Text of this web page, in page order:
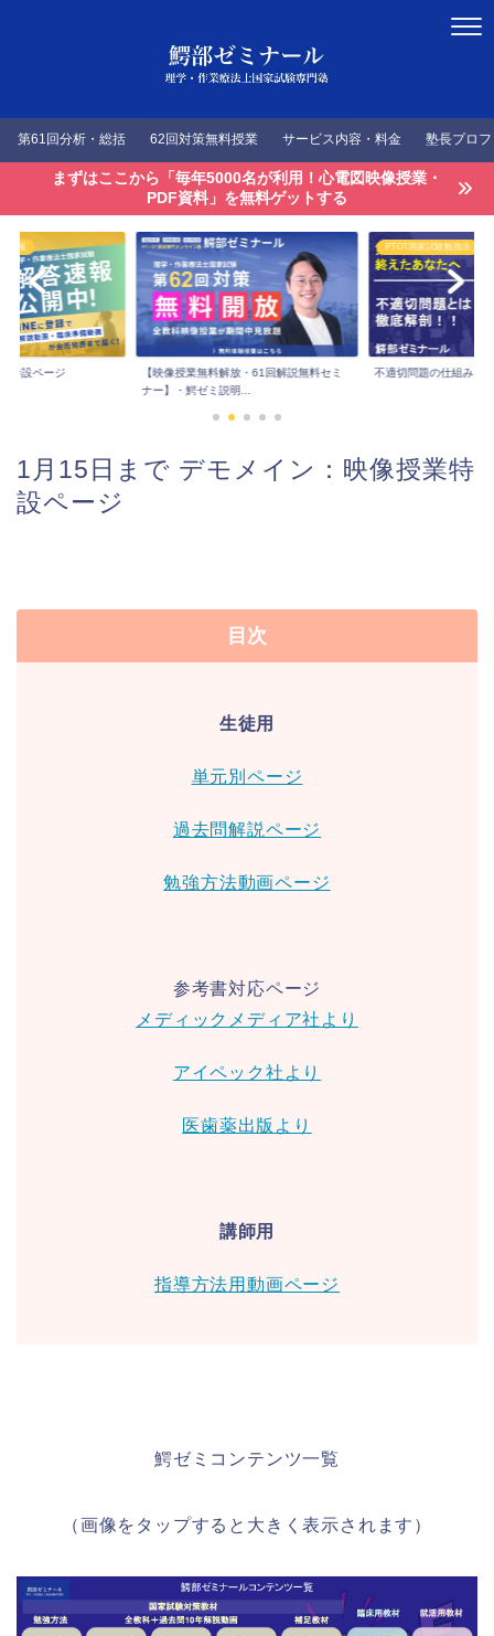
第61回分析・総括 62回対策無料授業 サービス内容・料金 塾長プロ
まずはここから「毎年5000名が利用！心電図映像授業・
PDF資料」を無料ゲットする
速報
特設ページ
【映像授業無料解放・61回解説無料セミ
ナー】・鰐ゼミ説明...
PTOT国家試験勉強法
不適切問題の仕組みを
1月15日まで デモメイン：映像授業特
設ページ
目次
生徒用
単元別ページ
過去問解説ページ
勉強方法動画ページ
参考書対応ページ
メディックメディア社より
アイペック社より
医歯薬出版より
講師用
指導方法用動画ページ
鰐ゼミコンテンツ一覧
（画像をタップすると大きく表示されます）